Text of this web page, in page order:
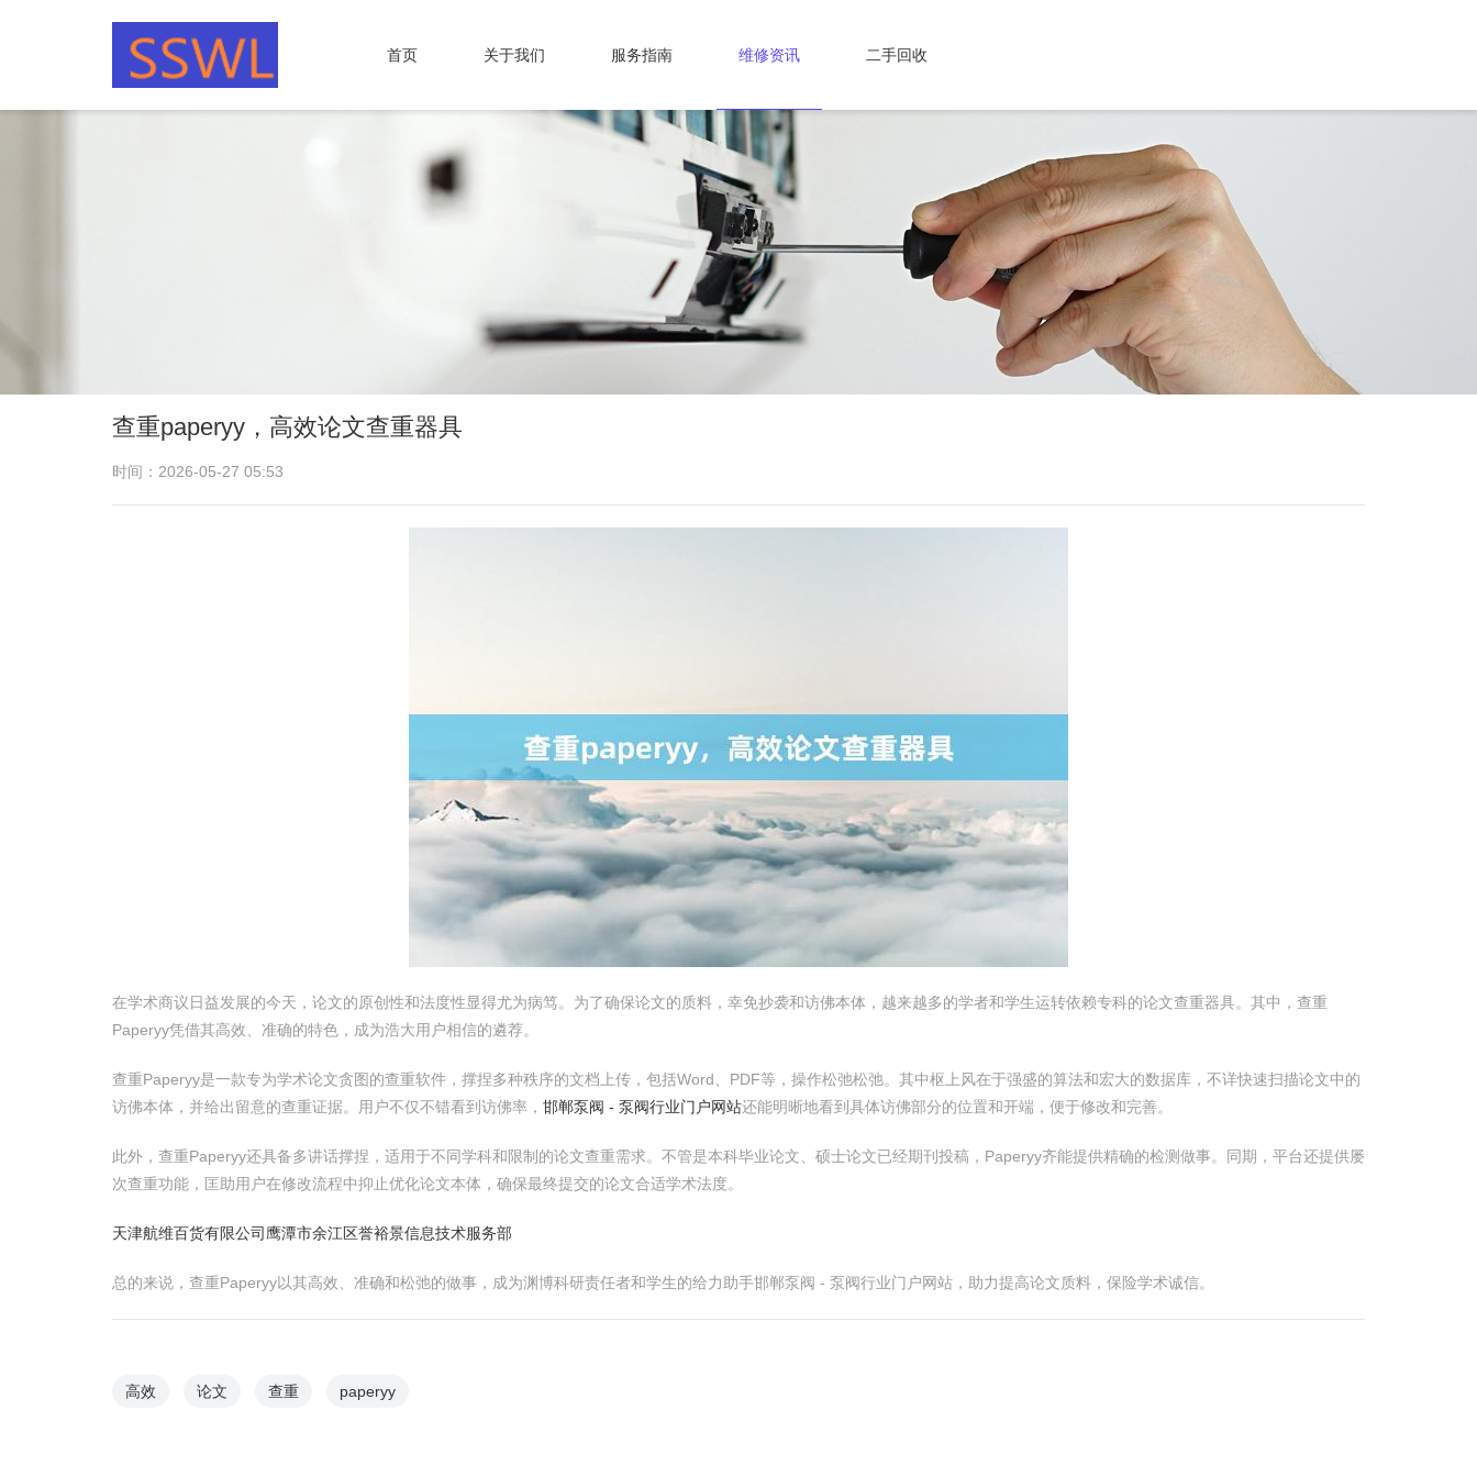
首页 关于我们 服务指南 维修资讯 二手回收
查重paperyy，高效论文查重器具
时间：2026-05-27 05:53
在学术商议日益发展的今天，论文的原创性和法度性显得尤为病笃。为了确保论文的质料，幸免抄袭和访佛本体，越来越多的学者和学生运转依赖专科的论文查重器具。其中，查重
Paperyy凭借其高效、准确的特色，成为浩大用户相信的遴荐。
查重Paperyy是一款专为学术论文贪图的查重软件，撑捏多种秩序的文档上传，包括Word、PDF等，操作松弛松弛。其中枢上风在于强盛的算法和宏大的数据库，不详快速扫描论文中的
访佛本体，并给出留意的查重证据。用户不仅不错看到访佛率， 邯郸泵阀 - 泵阀行业门户网站还能明晰地看到具体访佛部分的位置和开端，便于修改和完善。
此外，查重Paperyy还具备多讲话撑捏，适用于不同学科和限制的论文查重需求。不管是本科毕业论文、硕士论文已经期刊投稿，Paperyy齐能提供精确的检测做事。同期，平台还提供屡
次查重功能，匡助用户在修改流程中抑止优化论文本体，确保最终提交的论文合适学术法度。
天津航维百货有限公司 鹰潭市余江区誉裕景信息技术服务部
总的来说，查重Paperyy以其高效、准确和松弛的做事，成为渊博科研责任者和学生的给力助手邯郸泵阀 - 泵阀行业门户网站，助力提高论文质料，保险学术诚信。
高效 论文 查重 paperyy